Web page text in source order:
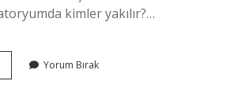
kimler yakılır?…
KrematoryumYorum Bırak